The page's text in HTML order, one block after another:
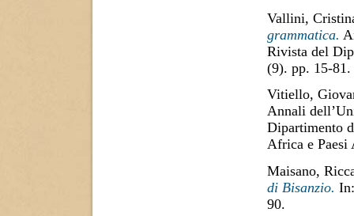
Vallini,
grammatica.
Rivista del
(9). pp. 15-81.
Vitiello,
Annali
Dipartimento
Africa e Paesi
Maisano,
di Bisanzio.
90.